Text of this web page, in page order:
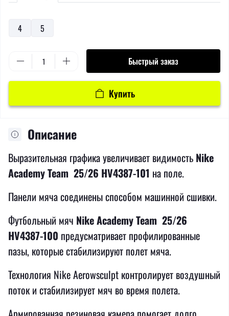
4 5
Быстрый заказ
Купить
Описание
Выразительная графика увеличивает видимость Nike
Academy Team 25/26 HV4387-101 на поле.
Панели мяча соединены способом машинной сшивки.
Футбольный мяч Nike Academy Team 25/26
HV4387-100 предусматривает профилированные
пазы, которые стабилизируют полет мяча.
Технология Nike Aerowsculpt контролирует воздушный
поток и стабилизирует мяч во время полета.